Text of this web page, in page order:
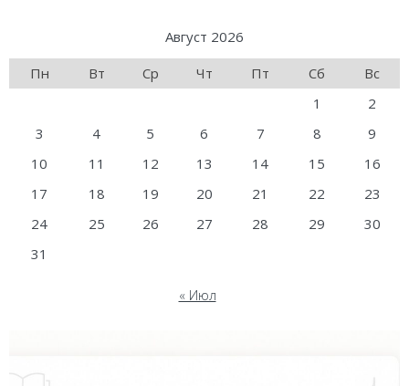
Август 2026
Пн
Вт Ср Чт Пт Сб
Вс
1
2
3
4 5 6 7 8
9
10
11 12 13 14 15
16
17
18 19 20 21 22
23
24
25 26 27 28 29
30
31
« Июл